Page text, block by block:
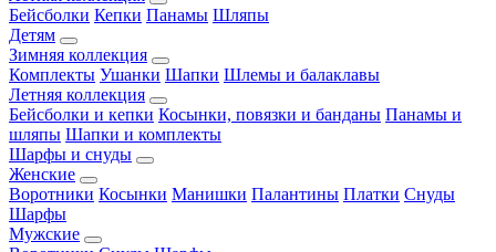
Бейсболки Кепки Панамы Шляпы
Детям
Зимняя коллекция
Комплекты Ушанки Шапки Шлемы и балаклавы
Летняя коллекция
Бейсболки и кепки Косынки, повязки и банданы Панамы и
шляпы Шапки и комплекты
Шарфы и снуды
Женские
Воротники Косынки Манишки Палантины Платки Снуды
Шарфы
Мужские